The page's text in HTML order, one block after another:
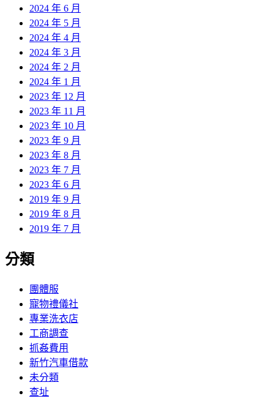
2024 年 6 月
2024 年 5 月
2024 年 4 月
2024 年 3 月
2024 年 2 月
2024 年 1 月
2023 年 12 月
2023 年 11 月
2023 年 10 月
2023 年 9 月
2023 年 8 月
2023 年 7 月
2023 年 6 月
2019 年 9 月
2019 年 8 月
2019 年 7 月
分類
團體服
寵物禮儀社
專業洗衣店
工商調查
抓姦費用
新竹汽車借款
未分類
查址